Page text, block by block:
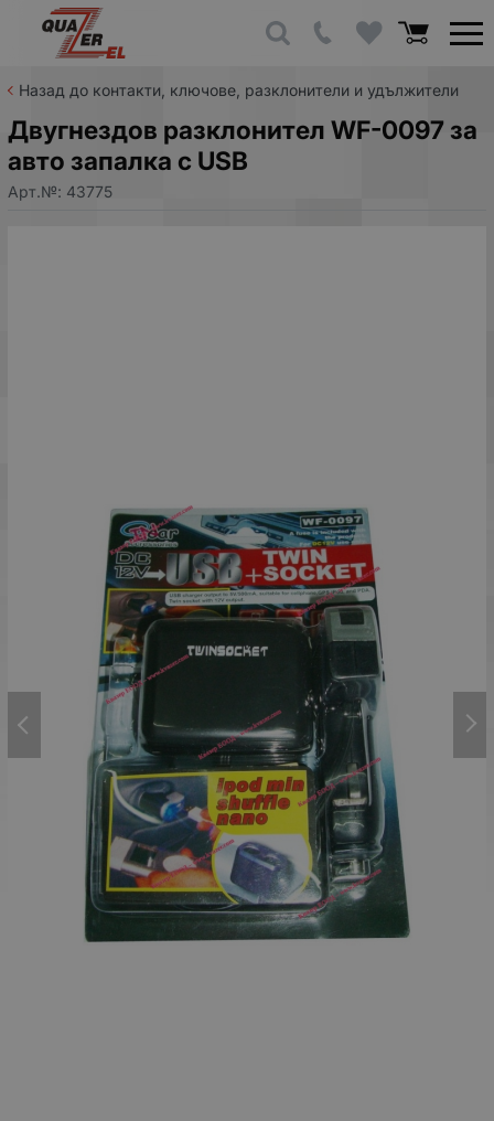
Назад до контакти, ключове, разклонители и удължители
Двугнездов разклонител WF-0097 за
авто запалка с USB
Арт.№: 43775